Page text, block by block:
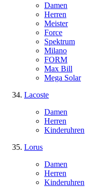
Damen
Herren
Meister
Force
Spektrum
Milano
FORM
Max Bill
Mega Solar
Lacoste
Damen
Herren
Kinderuhren
Lorus
Damen
Herren
Kinderuhren